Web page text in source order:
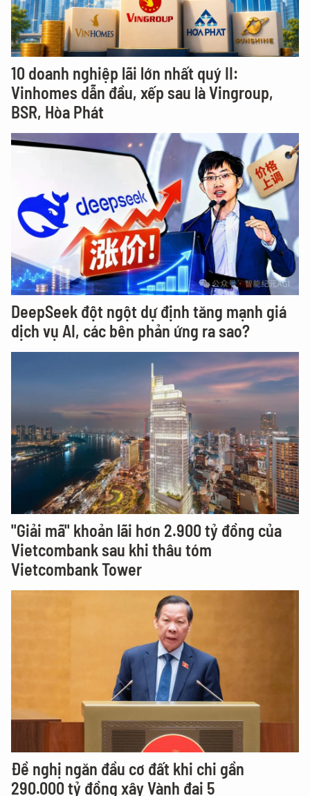
10 doanh nghiệp lãi lớn nhất quý II:
Vinhomes dẫn đầu, xếp sau là Vingroup,
BSR, Hòa Phát
DeepSeek đột ngột dự định tăng mạnh giá
dịch vụ AI, các bên phản ứng ra sao?
"Giải mã" khoản lãi hơn 2.900 tỷ đồng của
Vietcombank sau khi thâu tóm
Vietcombank Tower
Đề nghị ngăn đầu cơ đất khi chi gần
290.000 tỷ đồng xây Vành đai 5